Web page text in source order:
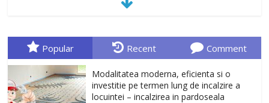
ori o provocare. Idei inedite, cadouri
originale, le puteti avea la Giftspot.ro,
alegere buna, Oglinda de baie cu mărire
și iluminare LED
Popular Recent Comment
Modalitatea moderna, eficienta si o
investitie pe termen lung de incalzire a
locuintei – incalzirea in pardoseala